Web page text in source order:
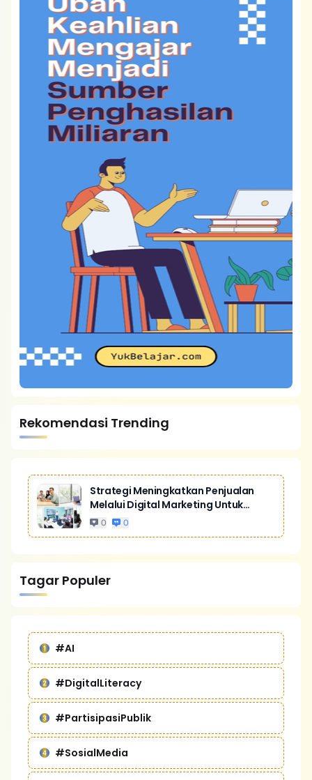
Rekomendasi Trending
Strategi Meningkatkan Penjualan
Melalui Digital Marketing Untuk
Bisnis Yang Lebih Kompetitif
0 0
Tagar Populer
#AI
#DigitalLiteracy
#PartisipasiPublik
#SosialMedia